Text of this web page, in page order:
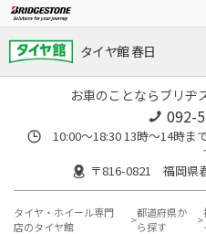
タイヤ館 春日
お車のことならブリヂ
092-
10:00～18:30 13時〜14時ま
〒816-0821 福岡県
タイヤ・ホイール専門
店のタイヤ館
都道府県か
ら探す